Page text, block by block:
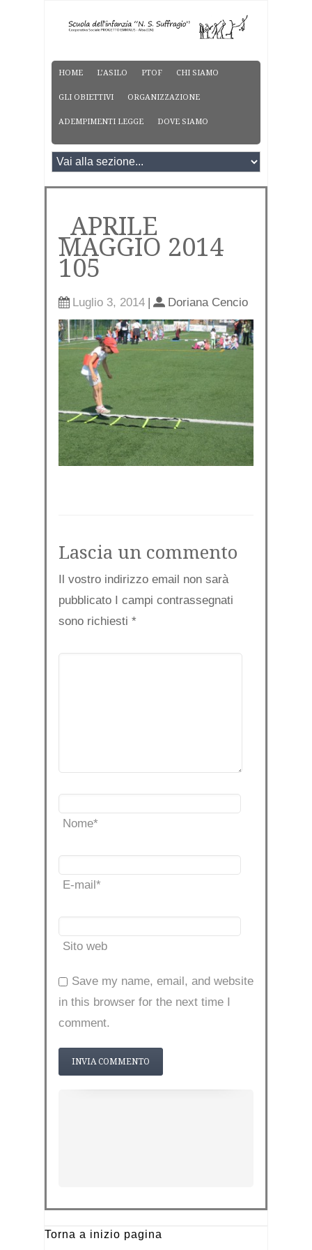
HOME L’ASILO PTOF CHI SIAMO
GLI OBIETTIVI ORGANIZZAZIONE
ADEMPIMENTI LEGGE DOVE SIAMO
_APRILE
MAGGIO 2014
105
Luglio 3, 2014 | Doriana Cencio
Lascia un commento
Il vostro indirizzo email non sarà
pubblicato I campi contrassegnati
sono richiesti *
Nome*
E-mail*
Sito web
Save my name, email, and website
in this browser for the next time I
comment.
Torna a inizio pagina